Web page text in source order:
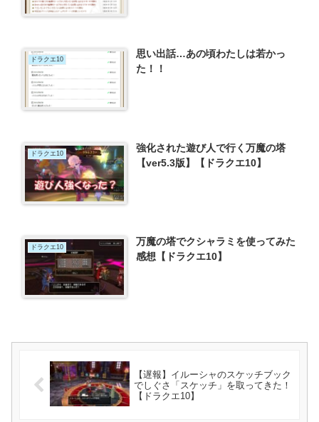
ドラクエ10
思い出話…あの頃わたしは若かっ
た！！
ドラクエ10
強化された遊び人で行く万魔の塔
【ver5.3版】【ドラクエ10】
ドラクエ10
万魔の塔でクシャラミを使ってみた
感想【ドラクエ10】
【遅報】イルーシャのスケッチブック
でしぐさ「スケッチ」を取ってきた！
【ドラクエ10】